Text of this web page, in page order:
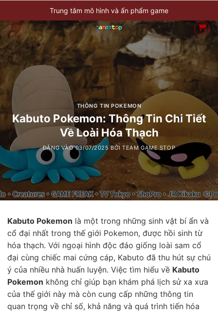
qua
nội
dung
Trung tâm mô hình và ấn phẩm game
THÔNG TIN POKEMON
Kabuto Pokemon: Thông Tin Chi Tiết
Về Loài Hóa Thạch
ĐĂNG VÀO03/07/2025 BỞITEAM GAME STOP
Kabuto Pokemon là một trong những sinh vật bí ẩn và
cổ đại nhất trong thế giới Pokemon, được hồi sinh từ
hóa thạch. Với ngoại hình độc đáo giống loài sam cổ
đại cùng chiếc mai cứng cáp, Kabuto đã thu hút sự chú
ý của nhiều nhà huấn luyện. Việc tìm hiểu về Kabuto
Pokemon không chỉ giúp bạn khám phá lịch sử xa xưa
của thế giới này mà còn cung cấp những thông tin
quan trọng về chỉ số, khả năng và quá trình tiến hóa